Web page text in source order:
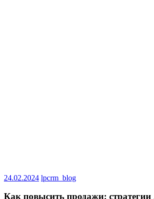
24.02.2024 lpcrm_blog
Как повысить продажи: стратегии